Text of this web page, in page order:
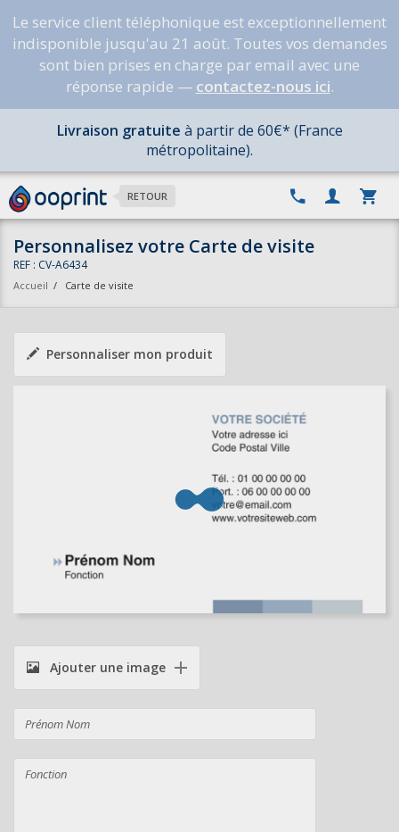
Le service client téléphonique est exceptionnellement
indisponible jusqu'au 21 août. Toutes vos demandes
sont bien prises en charge par email avec une
réponse rapide — contactez-nous ici.
Livraison gratuite à partir de 60€* (France
métropolitaine).
RETOUR
Personnalisez votre Carte de visite
REF : CV-A6434
Accueil / Carte de visite
Personnaliser mon produit
Ajouter une image